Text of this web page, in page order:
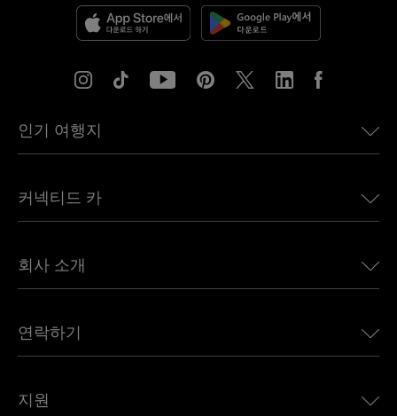
인기 여행지
유럽용 eSIM
캐나다용 eSIM
아프리카용 eSIM
모든 목적지 보기
커넥티드 카
Land Rover용 Ubigi
Jeep용 Ubigi
Mini용 Ubigi
회사 소개
언론에 소개된 Ubigi
Ubigi 앱
연락하기
제휴 프로그램
지원